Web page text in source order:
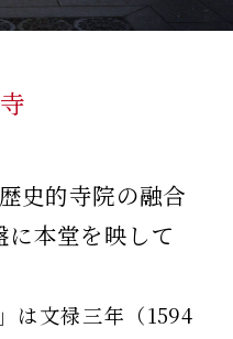
史的寺院の融合
本堂を映して
は文禄三年（1594